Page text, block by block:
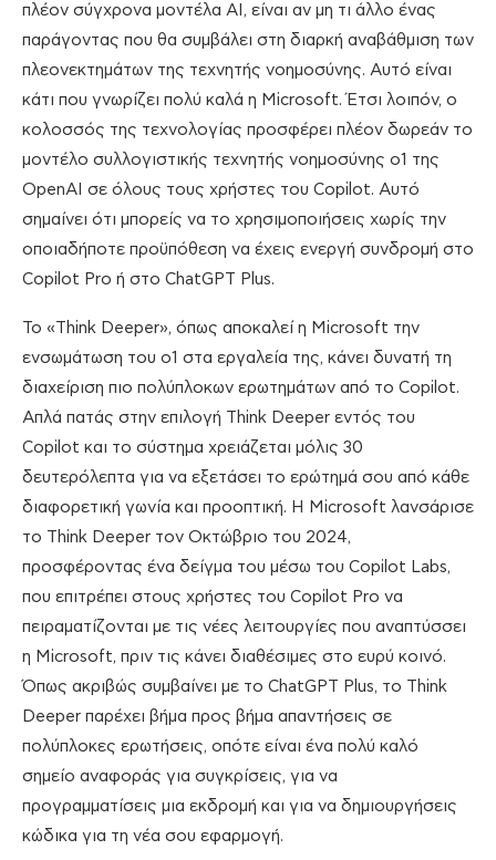
πλέον σύγχρονα μοντέλα ΑΙ, είναι αν μη τι άλλο ένας
παράγοντας που θα συμβάλει στη διαρκή αναβάθμιση των
πλεονεκτημάτων της τεχνητής νοημοσύνης. Αυτό είναι
κάτι που γνωρίζει πολύ καλά η Microsoft. Έτσι λοιπόν, ο
κολοσσός της τεχνολογίας προσφέρει πλέον δωρεάν το
μοντέλο συλλογιστικής τεχνητής νοημοσύνης o1 της
OpenAI σε όλους τους χρήστες του Copilot. Αυτό
σημαίνει ότι μπορείς να το χρησιμοποιήσεις χωρίς την
οποιαδήποτε προϋπόθεση να έχεις ενεργή συνδρομή στο
Copilot Pro ή στο ChatGPT Plus.
Το «Think Deeper», όπως αποκαλεί η Microsoft την
ενσωμάτωση του o1 στα εργαλεία της, κάνει δυνατή τη
διαχείριση πιο πολύπλοκων ερωτημάτων από το Copilot.
Απλά πατάς στην επιλογή Think Deeper εντός του
Copilot και το σύστημα χρειάζεται μόλις 30
δευτερόλεπτα για να εξετάσει το ερώτημά σου από κάθε
διαφορετική γωνία και προοπτική. Η Microsoft λανσάρισε
το Think Deeper τον Οκτώβριο του 2024,
προσφέροντας ένα δείγμα του μέσω του Copilot Labs,
που επιτρέπει στους χρήστες του Copilot Pro να
πειραματίζονται με τις νέες λειτουργίες που αναπτύσσει
η Microsoft, πριν τις κάνει διαθέσιμες στο ευρύ κοινό.
Όπως ακριβώς συμβαίνει με το ChatGPT Plus, το Think
Deeper παρέχει βήμα προς βήμα απαντήσεις σε
πολύπλοκες ερωτήσεις, οπότε είναι ένα πολύ καλό
σημείο αναφοράς για συγκρίσεις, για να
προγραμματίσεις μια εκδρομή και για να δημιουργήσεις
κώδικα για τη νέα σου εφαρμογή.